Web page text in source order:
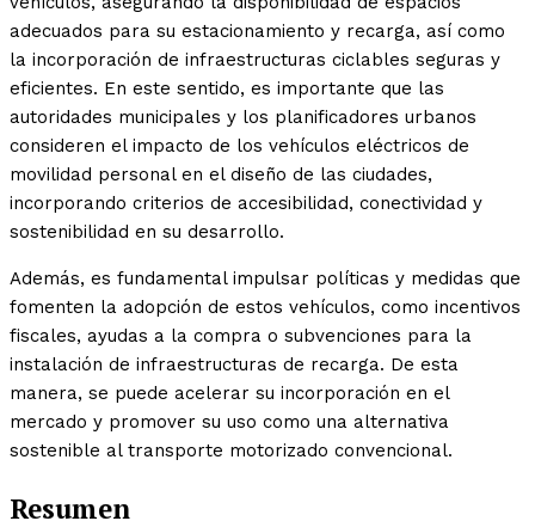
adecuados para su estacionamiento y recarga, así como
la incorporación de infraestructuras ciclables seguras y
eficientes. En este sentido, es importante que las
autoridades municipales y los planificadores urbanos
consideren el impacto de los vehículos eléctricos de
movilidad personal en el diseño de las ciudades,
incorporando criterios de accesibilidad, conectividad y
sostenibilidad en su desarrollo.
Además, es fundamental impulsar políticas y medidas que
fomenten la adopción de estos vehículos, como incentivos
fiscales, ayudas a la compra o subvenciones para la
instalación de infraestructuras de recarga. De esta
manera, se puede acelerar su incorporación en el
mercado y promover su uso como una alternativa
sostenible al transporte motorizado convencional.
Resumen